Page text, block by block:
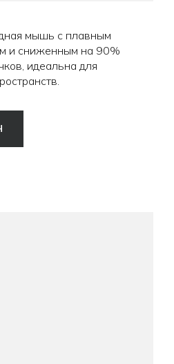
мышь с плавным
и сниженным на 90%
идеальна для